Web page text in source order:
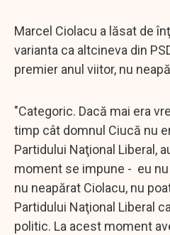
Marcel Ciolacu a lăsat de
varianta ca altcineva din
premier anul viitor, nu
"Categoric. Dacă mai era
timp cât domnul Ciucă nu
Partidului Naţional Liberal,
moment se impune - eu
nu neapărat Ciolacu, nu
Partidului Naţional Liberal
politic. La acest moment